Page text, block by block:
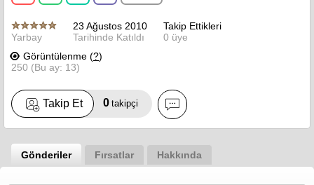
Yarbay
23 Ağustos 2010
Tarihinde Katıldı
Takip Ettikleri
0 üye
Görüntülenme (?)
250 (Bu ay: 13)
Takip Et 0 takipçi
Gönderiler Fırsatlar Hakkında